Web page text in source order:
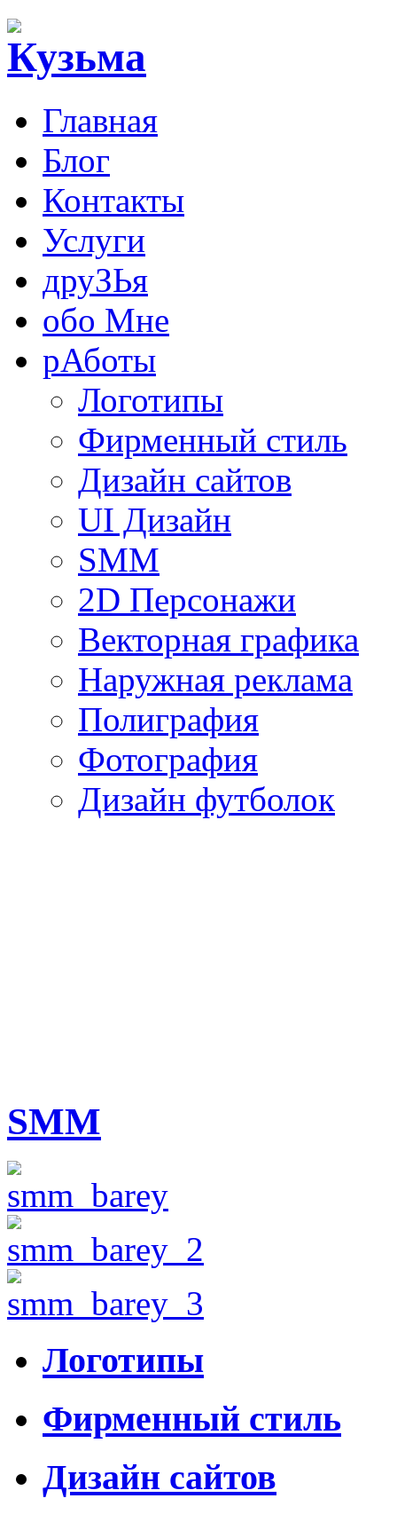
Главная
Блог
Контакты
Услуги
друЗЬя
обо Мне
рАботы
Логотипы
Фирменный стиль
Дизайн сайтов
UI Дизайн
SMM
2D Персонажи
Векторная графика
Наружная реклама
Полиграфия
Фотография
Дизайн футболок
SMM
Логотипы
Фирменный стиль
Дизайн сайтов